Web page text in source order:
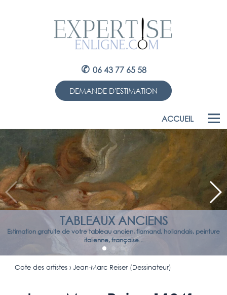
✆ 06 43 77 65 58
DEMANDE D'ESTIMATION
ACCUEIL
TABLEAUX ANCIENS
Estimation gratuite de votre tableau ancien, flamand, hollandais, peinture
italienne, française...
Cote des artistes› Jean-Marc Reiser (Dessinateur)